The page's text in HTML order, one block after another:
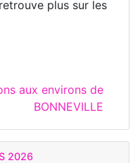
plus sur les
aux environs de
BONNEVILLE
2026